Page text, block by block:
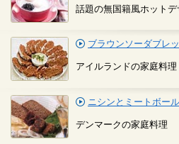
話題の無国籍風ホットデ
ブラウンソーダブレ
アイルランドの家庭料理
ニシンとミートボー
デンマークの家庭料理